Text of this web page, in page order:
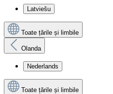
Latviešu
Toate țările și limbile
Olanda
Nederlands
Toate țările și limbile